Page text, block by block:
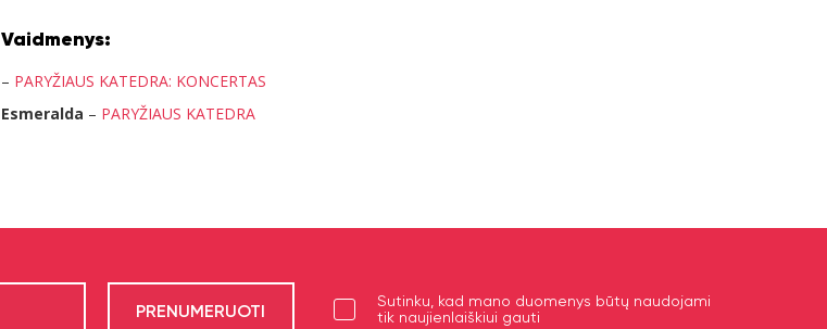
Vaidmenys:
– PARYŽIAUS KATEDRA: KONCERTAS
Esmeralda – PARYŽIAUS KATEDRA
Sutinku, kad mano duomenys būtų naudojami
tik naujienlaiškiui gauti